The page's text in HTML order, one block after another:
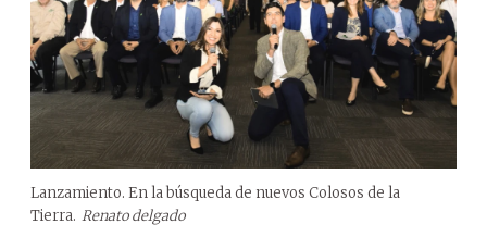
Lanzamiento. En la búsqueda de nuevos Colosos de la
Tierra. Renato delgado